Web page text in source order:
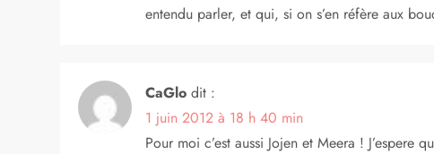
n
d
entendu parler, et qui, si on s’en réfère aux
CaGlo dit :
1 juin 2012 à 18 h 40 min
Pour moi c’est aussi Jojen et Meera !